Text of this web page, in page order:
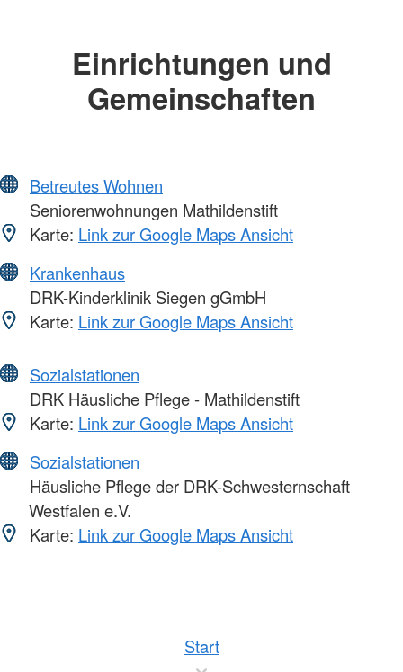
Einrichtungen und
Gemeinschaften
Betreutes Wohnen
Seniorenwohnungen Mathildenstift
Karte: Link zur Google Maps Ansicht
Krankenhaus
DRK-Kinderklinik Siegen gGmbH
Karte: Link zur Google Maps Ansicht
Sozialstationen
DRK Häusliche Pflege - Mathildenstift
Karte: Link zur Google Maps Ansicht
Sozialstationen
Häusliche Pflege der DRK-Schwesternschaft
Westfalen e.V.
Karte: Link zur Google Maps Ansicht
Start